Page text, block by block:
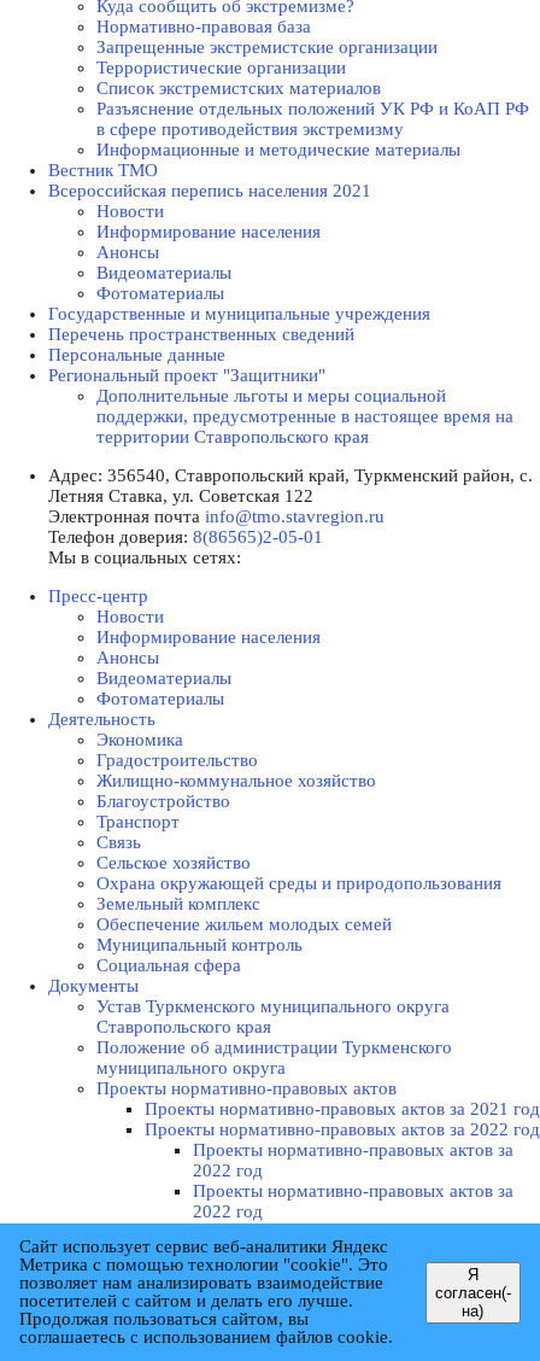
Куда сообщить об экстремизме?
Нормативно-правовая база
Запрещенные экстремистские организации
Террористические организации
Список экстремистских материалов
Разъяснение отдельных положений УК РФ и КоАП РФ
в сфере противодействия экстремизму
Информационные и методические материалы
Вестник ТМО
Всероссийская перепись населения 2021
Новости
Информирование населения
Анонсы
Видеоматериалы
Фотоматериалы
Государственные и муниципальные учреждения
Перечень пространственных сведений
Персональные данные
Региональный проект "Защитники"
Дополнительные льготы и меры социальной
поддержки, предусмотренные в настоящее время на
территории Ставропольского края
Адрес: 356540, Ставропольский край, Туркменский район, с.
Летняя Ставка, ул. Советская 122
Электронная почта info@tmo.stavregion.ru
Телефон доверия: 8(86565)2-05-01
Мы в социальных сетях:
Пресс-центр
Новости
Информирование населения
Анонсы
Видеоматериалы
Фотоматериалы
Деятельность
Экономика
Градостроительство
Жилищно-коммунальное хозяйство
Благоустройство
Транспорт
Связь
Сельское хозяйство
Охрана окружающей среды и природопользования
Земельный комплекс
Обеспечение жильем молодых семей
Муниципальный контроль
Социальная сфера
Документы
Устав Туркменского муниципального округа
Ставропольского края
Положение об администрации Туркменского
муниципального округа
Проекты нормативно-правовых актов
Проекты нормативно-правовых актов за 2021 год
Проекты нормативно-правовых актов за 2022 год
Проекты нормативно-правовых актов за
2022 год
Проекты нормативно-правовых актов за
2022 год
Проекты нормативно-правовых актов за
2023 год
Проекты нормативно-правовых актов за
2023 год
Проекты нормативно-правовых актов за
Сайт использует сервис веб-аналитики Яндекс
Метрика с помощью технологии "cookie". Это
позволяет нам анализировать взаимодействие
посетителей с сайтом и делать его лучше.
Продолжая пользоваться сайтом, вы
соглашаетесь с использованием файлов cookie.
Я
согласен(-
на)